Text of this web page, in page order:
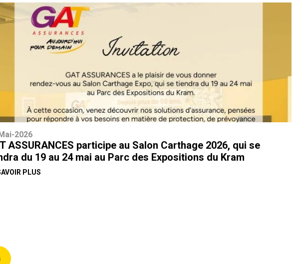
2026
ASSURANCES participe au Salon Carthage 2026, qui se
du 19 au 24 mai au Parc des Expositions du Kram
PLUS